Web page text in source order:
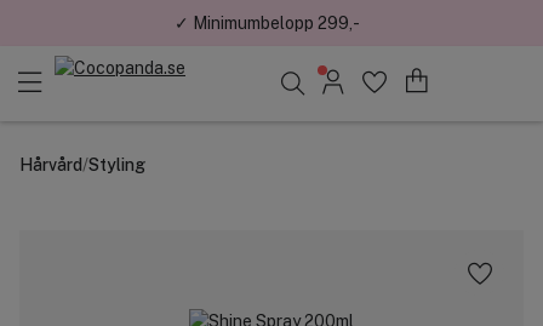
✓ Minimumbelopp 299,-
Hårvård/Styling